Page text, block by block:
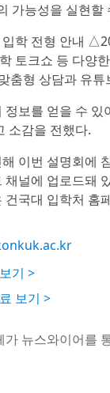
가능성을 실현
학 전형 안내
토크쇼 등 다양
춤형 상담과 유
정보를 얻을 수
소감을 전했다.
이번 설명회에
널에 업로드돼
국대 입학처 홈
기 >
보기 >
가 뉴스와이어를